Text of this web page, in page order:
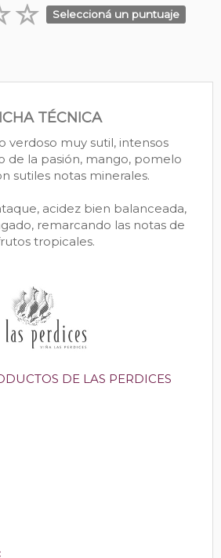
Seleccioná un puntuaje
TÉCNICA
verdoso muy sutil, intensos
de la pasión, mango, pomelo
sutiles notas minerales.
acidez bien balanceada,
remarcando las notas de
tropicales.
DE LAS PERDICES